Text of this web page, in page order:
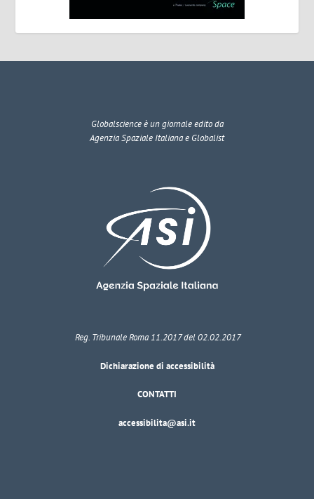
Globalscienceè un giornale edito da
Agenzia Spaziale Italiana e Globalist
Reg. Tribunale Roma 11.2017 del 02.02.2017
Dichiarazione di accessibilità
CONTATTI
accessibilita@asi.it